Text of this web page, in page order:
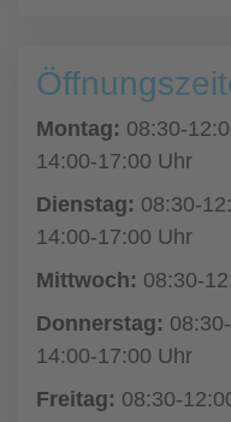
Montag: 08:30-
14:00-17:00 Uhr
Dienstag: 08:30-
14:00-17:00 Uhr
Mittwoch: 08:30-
Donnerstag:
14:00-17:00 Uhr
Freitag: 08:30-